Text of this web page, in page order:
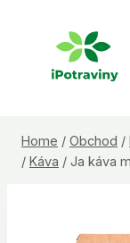
Home / Obchod /
/ Káva / Ja káva